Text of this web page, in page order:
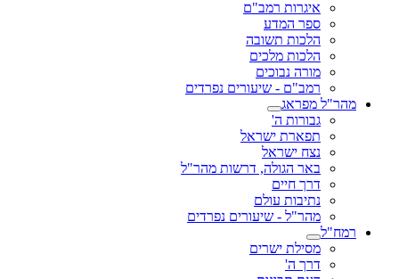
איגרות רמב"ם
ספר המדע
הלכות תשובה
הלכות מלכים
מורה נבוכים
רמב"ם - שיעורים נפרדים
מהר"ל מפראג
גבורות ה'
תפארת ישראל
נצח ישראל
באר הגולה, דרשות מהר"ל
דרך חיים
נתיבות עולם
מהר"ל - שיעורים נפרדים
רמח"ל
מסילת ישרים
דרך ה'